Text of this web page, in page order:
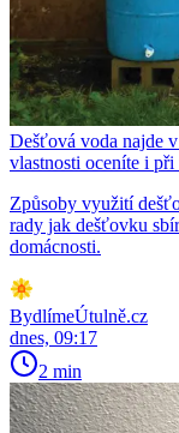
Dešťová voda najde
vlastnosti oceníte i
Způsoby využití
rady jak dešťovku
domácnosti.
BydlímeÚtulně.cz
dnes, 09:17
2 min